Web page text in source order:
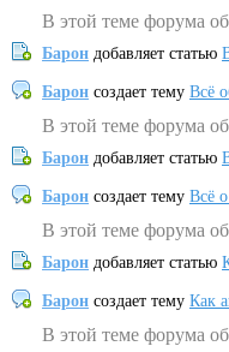
В этой теме форума
Барон добавляет статью
Барон создает тему Всё
В этой теме форума
Барон добавляет статью
Барон создает тему Всё
В этой теме форума
Барон добавляет статью
Барон создает тему Как
В этой теме форума